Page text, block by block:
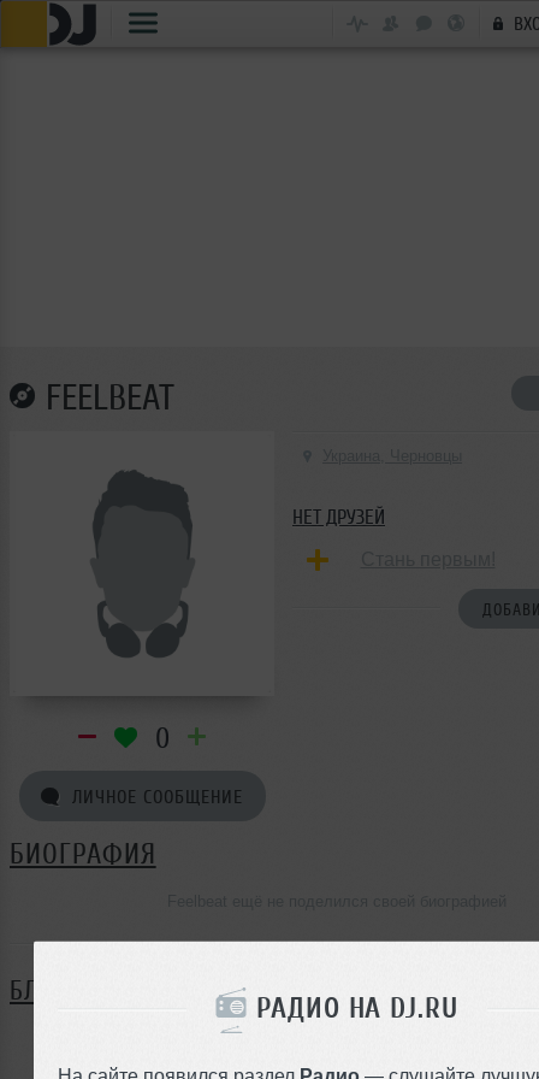
РАДИО НА DJ.RU
На сайте появился раздел Радио — слушайте
FEELBEAT
0
ЛИЧНОЕ СООБЩЕНИЕ
НЕТ ДРУЗЕЙ
БИОГРАФИЯ
БЛОГ